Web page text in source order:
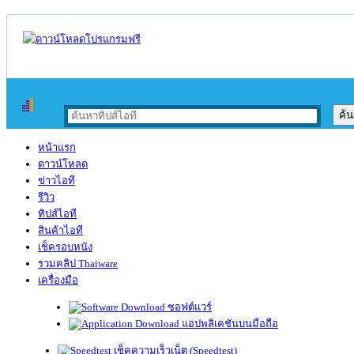
หน้าแรก
ดาวน์โหลด
ข่าวไอที
รีวิว
ทิปส์ไอที
สินค้าไอที
เช็ครอบหนัง
รวมคลิป Thaiware
เครื่องมือ
ซอฟต์แวร์
แอปพลิเคชันบนมือถือ
เช็คความเร็วเน็ต (Speedtest)